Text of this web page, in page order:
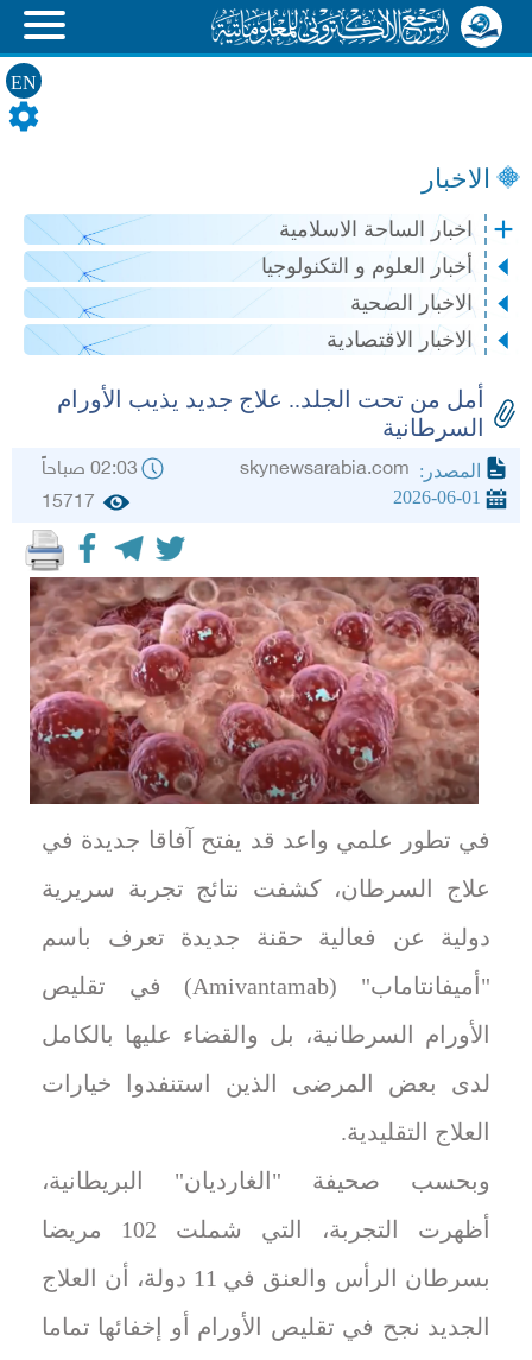
EN
الاخبار
اخبار الساحة الاسلامية
أخبار العلوم و التكنولوجيا
الاخبار الصحية
الاخبار الاقتصادية
أمل من تحت الجلد.. علاج جديد يذيب الأورام
السرطانية
المصدر: 02:03 صباحاً
2026-06-01
15717
في تطور علمي واعد قد يفتح آفاقا جديدة في
علاج السرطان، كشفت نتائج تجربة سريرية
دولية عن فعالية حقنة جديدة تعرف باسم
"أميفانتاماب" (Amivantamab) في تقليص
الأورام السرطانية، بل والقضاء عليها بالكامل
لدى بعض المرضى الذين استنفدوا خيارات
العلاج التقليدية.
وبحسب صحيفة "الغارديان" البريطانية،
أظهرت التجربة، التي شملت 102 مريضا
بسرطان الرأس والعنق في 11 دولة، أن العلاج
الجديد نجح في تقليص الأورام أو إخفائها تماما